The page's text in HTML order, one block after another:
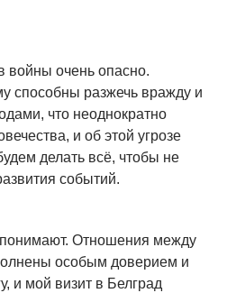
войны очень опасно.
способны разжечь вражду и
что неоднократно
и об этой угрозе
делать всё, чтобы не
событий.
Отношения между
особым доверием и
и мой визит в Белград